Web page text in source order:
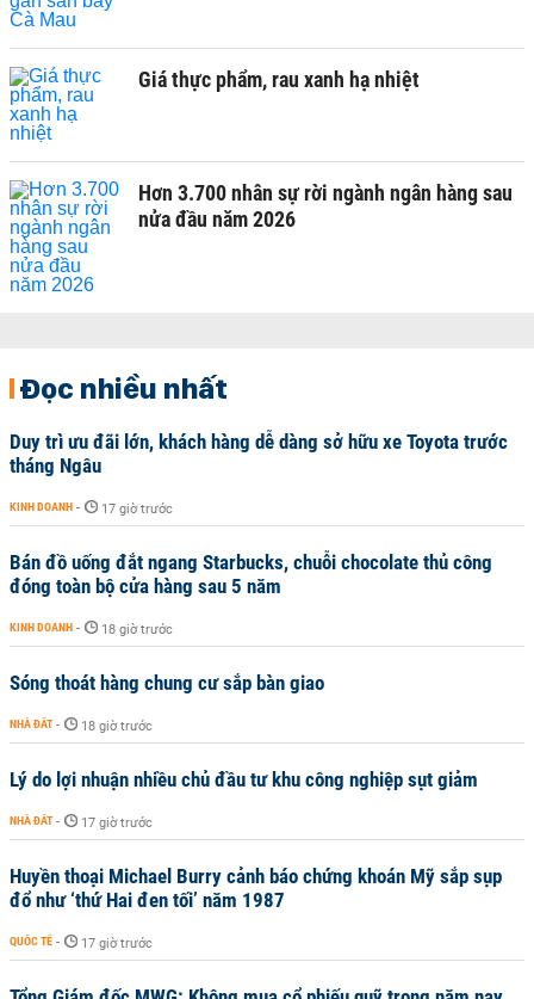
Giá thực phẩm, rau xanh hạ nhiệt
Hơn 3.700 nhân sự rời ngành ngân hàng sau
nửa đầu năm 2026
Đọc nhiều nhất
Duy trì ưu đãi lớn, khách hàng dễ dàng sở hữu xe Toyota trước
tháng Ngâu
KINH DOANH - 17 giờ trước
Bán đồ uống đắt ngang Starbucks, chuỗi chocolate thủ công
đóng toàn bộ cửa hàng sau 5 năm
KINH DOANH - 18 giờ trước
Sóng thoát hàng chung cư sắp bàn giao
NHÀ ĐẤT - 18 giờ trước
Lý do lợi nhuận nhiều chủ đầu tư khu công nghiệp sụt giảm
NHÀ ĐẤT - 17 giờ trước
Huyền thoại Michael Burry cảnh báo chứng khoán Mỹ sắp sụp
đổ như ‘thứ Hai đen tối’ năm 1987
QUỐC TẾ - 17 giờ trước